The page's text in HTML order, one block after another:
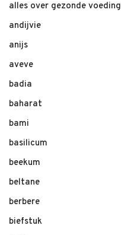
alles over gezonde voeding
andijvie
anijs
aveve
badia
baharat
bami
basilicum
beekum
beltane
berbere
biefstuk